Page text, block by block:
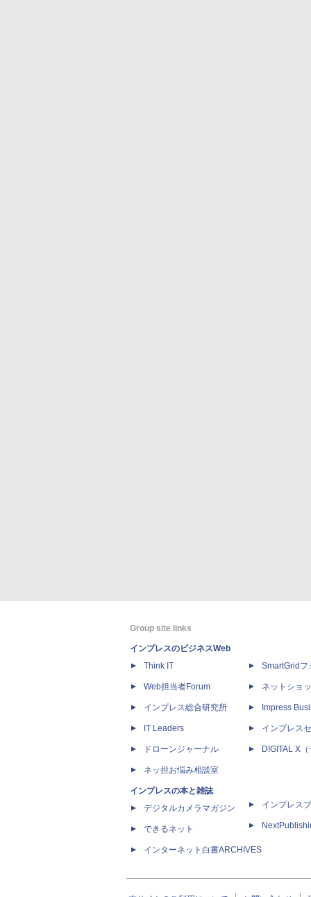
Group site links
インプレスのビジネスWeb
Think IT
Web担当者Forum
インプレス総合研究所
IT Leaders
ドローンジャーナル
ネッ担お悩み相談室
インプレスの本と雑誌
デジタルカメラマガジン
できるネット
インターネット白書ARCHIVES
SmartGridフ
ネットショ
Impress
インプレス
DIGITAL X
インプレス